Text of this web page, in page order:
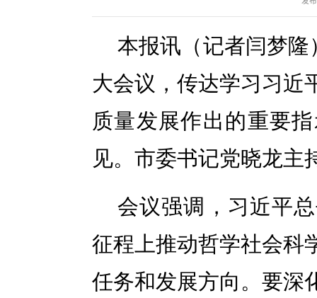
本报讯（记者闫梦
大会议，传达学习习近
质量发展作出的重要
见。市委书记党晓龙主
会议强调，习近平
征程上推动哲学社会科
任务和发展方向。要深